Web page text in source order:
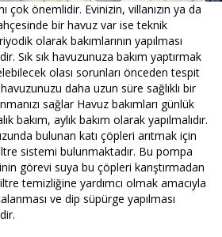
çok önemlidir. Evinizin, villanızın ya da
bir havuz var ise teknik
olarak bakımlarının yapılması
Sık sık havuzunuza bakım yaptırmak
olası sorunları önceden tespit
daha uzun süre sağlıklı bir
sağlar Havuz bakımları günlük
bakım, aylık bakım olarak yapılmalıdır.
bulunan katı çöpleri arıtmak için
sistemi bulunmaktadır. Bu pompa
görevi suya bu çöpleri karıştırmadan
temizliğine yardımcı olmak amacıyla
ve dip süpürge yapılması